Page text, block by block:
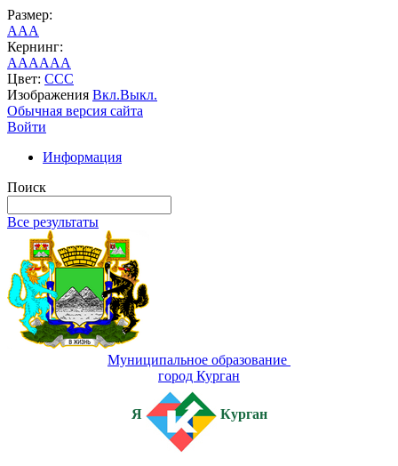
Размер:
AAA
Кернинг:
AAAAAA
Цвет: CCC
Изображения Вкл.Выкл.
Обычная версия сайта
Войти
Информация
Поиск
Все результаты
Муниципальное образование
город Курган
Я Курган